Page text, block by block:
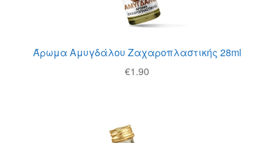
Άρωμα Αμυγδάλου Ζαχαροπλαστικής 28ml
€1.90